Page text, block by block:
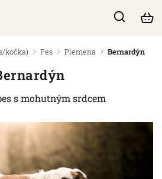
kočka) / Pes / Plemena / Bernardýn
s mohutným srdcem